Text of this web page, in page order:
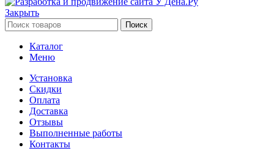
Закрыть
Поиск
Каталог
Меню
Установка
Скидки
Оплата
Доставка
Отзывы
Выполненные работы
Контакты